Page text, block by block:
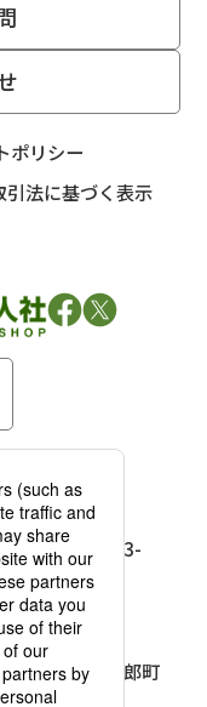
3-13 8F
3116
田区平河町1-3-
：03-3263-
中央区久太郎町
ポリシー
引法に基づく表示